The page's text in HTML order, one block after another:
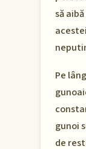
să
Pe
gunoi
de